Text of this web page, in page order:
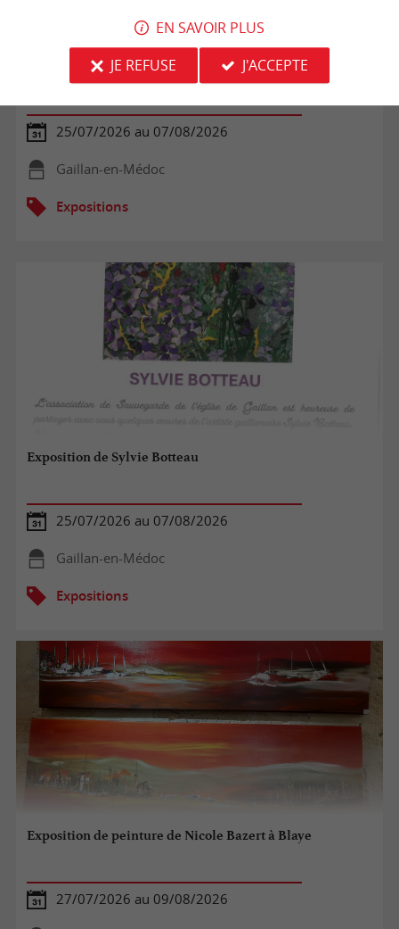
Exposition de Sylvie Botteau
25/07/2026 au 07/08/2026
Gaillan-en-Médoc
Expositions
Exposition de Sylvie Botteau
25/07/2026 au 07/08/2026
Gaillan-en-Médoc
Expositions
Exposition de peinture de Nicole Bazert à Blaye
27/07/2026 au 09/08/2026
EN SAVOIR PLUS
JE REFUSE
J'ACCEPTE